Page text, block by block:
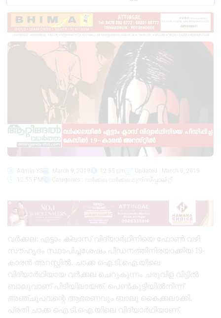
Admin YS March 9, 2019 12:55 pm
Updated : March 9, 2019
12:55 PM
Categories : വർക്കല വർക്കല മുനിസിപ്പാലിറ്റി
വർക്കല: എട്ടാം ക്ലാസ് വിദ്യാർഥിനിയെ ഫോൺ വഴി
സൗഹൃദം സ്ഥാപിച്ചശേഷം പീഡനത്തിനിരയാക്കിയ 19-
കാരൻ അറസ്റ്റിൽ. ചാക്ക ഐ.ടി.ഐ.യിലെ
വിദ്യാർഥിയായ വർക്കല ചെറുകുന്നം ചരുവിള വീട്ടിൽ
ബാലുവാണ് പിടിയിലായത്. പെൺകുട്ടിയിൽനിന്ന്
അഞ്ചുപവന്റെ ആഭരണവും ബാലു കൈക്കലാക്കി.
പ്രതി ചാക്ക ഐ.ടി.ഐ.യിലെ വിദ്യാർഥിയാണ്.